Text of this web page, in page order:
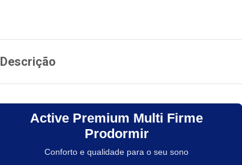
Descrição
Active Premium Multi Firme
Prodormir
Conforto e qualidade para o seu sono